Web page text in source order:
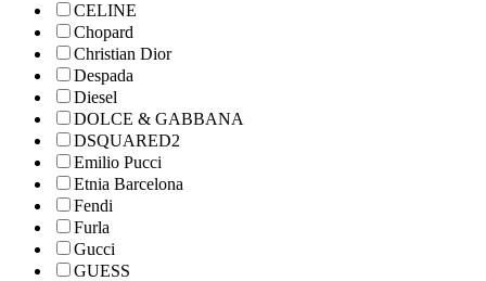
CELINE
Chopard
Christian Dior
Despada
Diesel
DOLCE & GABBANA
DSQUARED2
Emilio Pucci
Etnia Barcelona
Fendi
Furla
Gucci
GUESS